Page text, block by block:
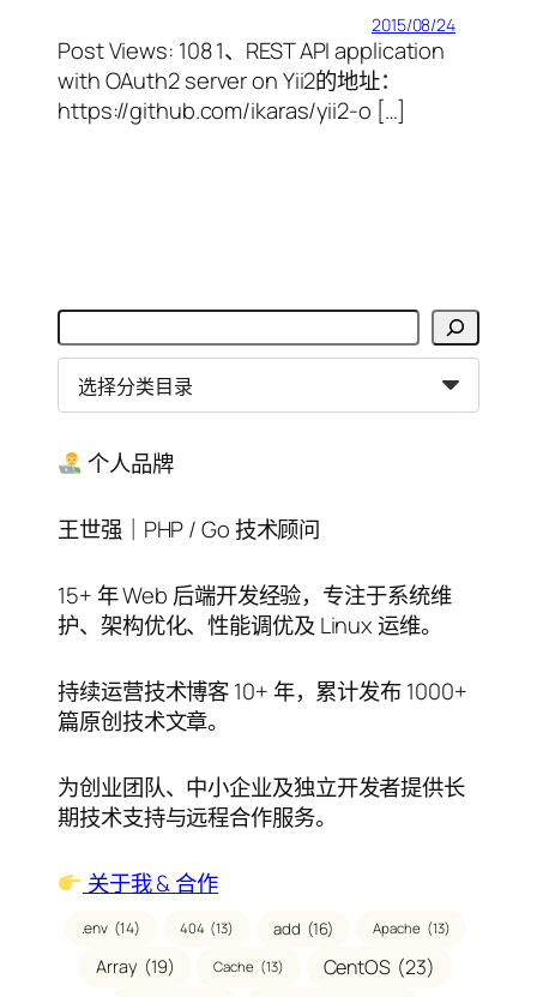
2015/08/24
Post Views: 108 1、REST API application
with OAuth2 server on Yii2的地址：
https://github.com/ikaras/yii2-o […]
搜
索
分
录 个人品牌
王世强｜PHP / Go 技术顾问
15+ 年 Web 后端开发经验，专注于系统维
护、架构优化、性能调优及 Linux 运维。
持续运营技术博客 10+ 年，累计发布 1000+
篇原创技术文章。
为创业团队、中小企业及独立开发者提供长
期技术支持与远程合作服务。
关于我 & 合作
.env (14) 404 (13) add (16) Apache (13)
Array (19) Cache (13) CentOS (23)